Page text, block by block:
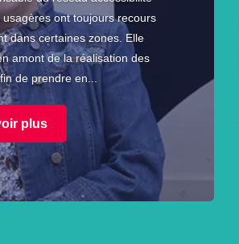
ont toujours recours
dans certaines zones. Elle
amont de la réalisation des
de prendre en...
plus